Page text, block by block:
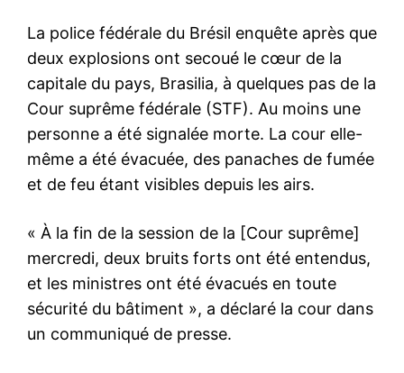
La police fédérale du Brésil enquête après que
deux explosions ont secoué le cœur de la
capitale du pays, Brasilia, à quelques pas de la
Cour suprême fédérale (STF). Au moins une
personne a été signalée morte. La cour elle-
même a été évacuée, des panaches de fumée
et de feu étant visibles depuis les airs.
« À la fin de la session de la [Cour suprême]
mercredi, deux bruits forts ont été entendus,
et les ministres ont été évacués en toute
sécurité du bâtiment », a déclaré la cour dans
un communiqué de presse.